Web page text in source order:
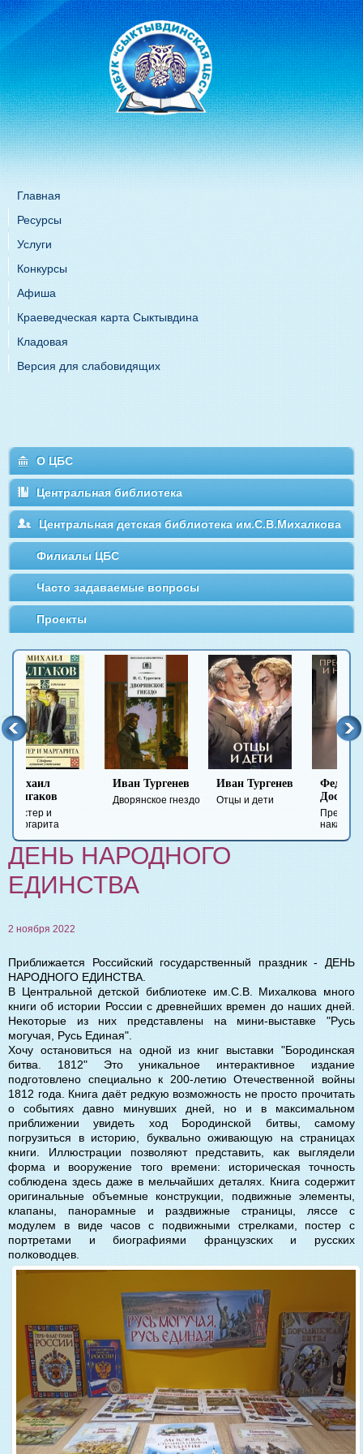
Главная
Ресурсы
Услуги
Конкурсы
Афиша
Краеведческая карта Сыктывдина
Кладовая
Версия для слабовидящих
О ЦБС
Центральная библиотека
Центральная детская библиотека им.С.В.Михалкова
Филиалы ЦБС
Часто задаваемые вопросы
Проекты
Иван Тургенев
Дворянское гнездо
Иван Тургенев
Отцы и дети
Федор
Достоевский
ДЕНЬ НАРОДНОГО
ЕДИНСТВА
2 ноября 2022
Приближается Российский государственный праздник - ДЕНЬ
НАРОДНОГО ЕДИНСТВА.
В Центральной детской библиотеке им.С.В. Михалкова много
книги об истории России с древнейших времен до наших дней.
Некоторые из них представлены на мини-выставке "Русь
могучая, Русь Единая".
Хочу остановиться на одной из книг выставки "Бородинская
битва. 1812" Это уникальное интерактивное издание
подготовлено специально к 200-летию Отечественной войны
1812 года. Книга даёт редкую возможность не просто прочитать
о событиях давно минувших дней, но и в максимальном
приближении увидеть ход Бородинской битвы, самому
погрузиться в историю, буквально оживающую на страницах
книги. Иллюстрации позволяют представить, как выглядели
форма и вооружение того времени: историческая точность
соблюдена здесь даже в мельчайших деталях. Книга содержит
оригинальные объемные конструкции, подвижные элементы,
клапаны, панорамные и раздвижные страницы, ляссе с
модулем в виде часов с подвижными стрелками, постер с
портретами и биографиями французских и русских
полководцев.